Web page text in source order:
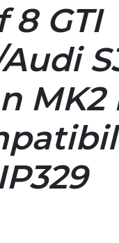
8 GTI
MK2